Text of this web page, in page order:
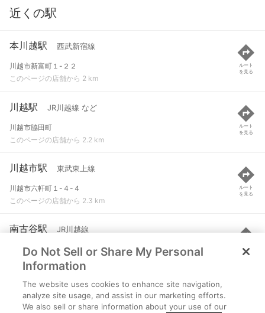
近くの駅
本川越駅 西武新宿線
川越市新富町１-２２
このページの店舗から 2 km
ルート
を見る
川越駅 JR川越線 など
川越市脇田町
このページの店舗から 2.2 km
ルート
を見る
川越市駅 東武東上線
川越市六軒町１-４-４
このページの店舗から 2.3 km
ルート
を見る
南古谷駅 JR川越線
川越市並木
このページの店舗から 2.4 km
ルート
を見る
新河岸駅 東武東上線
川越市大字砂９１４-５
Do Not Sell or Share My Personal
Information
The website uses cookies to enhance site navigation,
analyze site usage, and assist in our marketing efforts.
We also sell or share information about your use of our